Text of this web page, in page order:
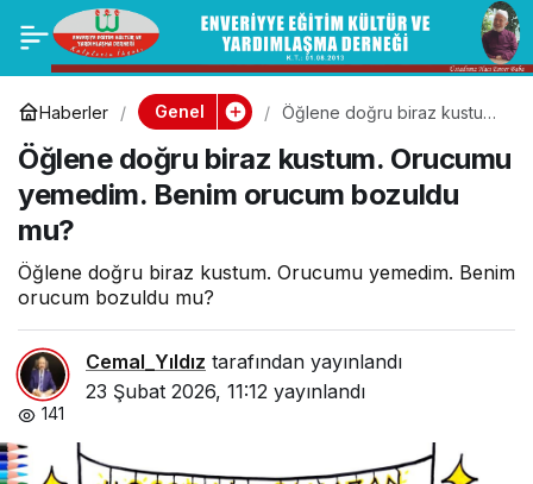
Haberler Genel
Öğlene doğru biraz kustum.
orucum bozuldu mu?
Öğlene doğru biraz kustum. Orucumu
yemedim. Benim orucum bozuldu
mu?
Öğlene doğru biraz kustum. Orucumu yemedim. Benim
orucum bozuldu mu?
Cemal_Yıldız tarafından yayınlandı
23 Şubat 2026, 11:12 yayınlandı
141
Cuma Hutbesi:
Ramazan, Cami ve
Hayat
0 Paylaş